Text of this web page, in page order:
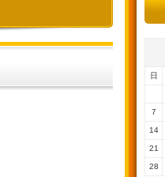
日
7
14
21
28